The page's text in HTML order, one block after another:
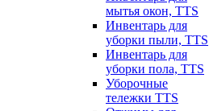
мытья окон, TTS
Инвентарь для
уборки пыли, TTS
Инвентарь для
уборки пола, TTS
Уборочные
тележки TTS